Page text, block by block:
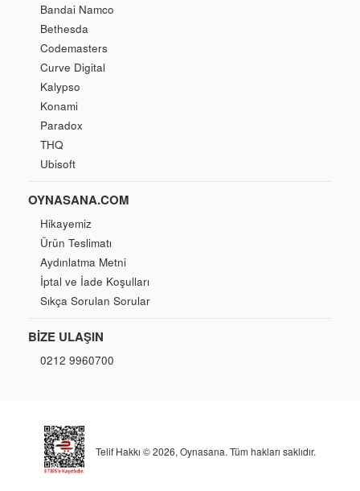
Bandai Namco
Bethesda
Codemasters
Curve Digital
Kalypso
Konami
Paradox
THQ
Ubisoft
OYNASANA.COM
Hikayemiz
Ürün Teslimatı
Aydınlatma Metni
İptal ve İade Koşulları
Sıkça Sorulan Sorular
BIZE ULAŞIN
0212 9960700
Telif Hakkı © 2026, Oynasana. Tüm hakları saklıdır.